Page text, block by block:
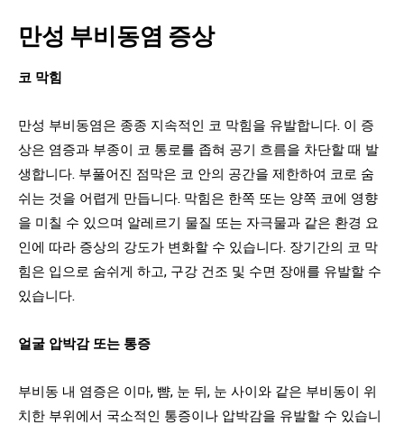
만성 부비동염 증상
코 막힘
만성 부비동염은 종종 지속적인 코 막힘을 유발합니다. 이 증
상은 염증과 부종이 코 통로를 좁혀 공기 흐름을 차단할 때 발
생합니다. 부풀어진 점막은 코 안의 공간을 제한하여 코로 숨
쉬는 것을 어렵게 만듭니다. 막힘은 한쪽 또는 양쪽 코에 영향
을 미칠 수 있으며 알레르기 물질 또는 자극물과 같은 환경 요
인에 따라 증상의 강도가 변화할 수 있습니다. 장기간의 코 막
힘은 입으로 숨쉬게 하고, 구강 건조 및 수면 장애를 유발할 수
있습니다.
얼굴 압박감 또는 통증
부비동 내 염증은 이마, 뺨, 눈 뒤, 눈 사이와 같은 부비동이 위
치한 부위에서 국소적인 통증이나 압박감을 유발할 수 있습니